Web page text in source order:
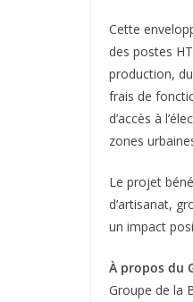
Cette
des postes
production,
frais de
d’accès à
zones
Le projet
d’artisanat,
un impact
À propos du
Groupe de la